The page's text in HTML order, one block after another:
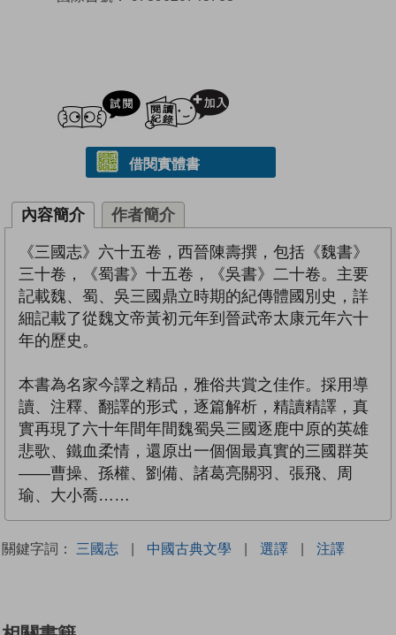
試閲
借閱實體書
內容簡介 作者簡介
《三國志》六十五卷，西晉陳壽撰，包括《魏書》
三十卷，《蜀書》十五卷，《吳書》二十卷。主要
記載魏、蜀、吳三國鼎立時期的紀傳體國別史，詳
細記載了從魏文帝黃初元年到晉武帝太康元年六十
年的歷史。
本書為名家今譯之精品，雅俗共賞之佳作。採用導
讀、注釋、翻譯的形式，逐篇解析，精讀精譯，真
實再現了六十年間年間魏蜀吳三國逐鹿中原的英雄
悲歌、鐵血柔情，還原出一個個最真實的三國群英
——曹操、孫權、劉備、諸葛亮關羽、張飛、周
瑜、大小喬……
關鍵字詞： 三國志 | 中國古典文學 | 選譯 | 注譯